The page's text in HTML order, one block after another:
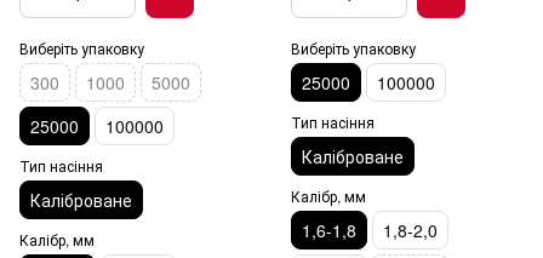
Виберіть упаковку
300 1000
5000
25000
100000
Тип насіння
Каліброване
Калібр, мм
Виберіть упаковку
25000 100000
Тип насіння
Каліброване
Калібр, мм
1,6-1,8
1,8-2,0